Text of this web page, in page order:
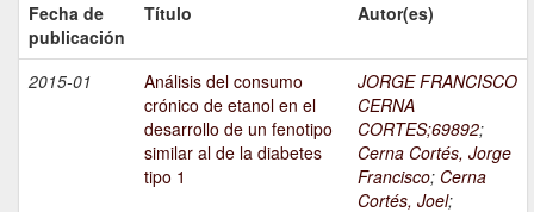
Fecha de
publicación
Título Autor(es)
2015-01
Análisis del consumo
crónico de etanol en el
desarrollo de un fenotipo
similar al de la diabetes
tipo 1
JORGE FRANCISCO
CERNA
CORTES;69892;
Cerna Cortés, Jorge
Francisco; Cerna
Cortés, Joel;